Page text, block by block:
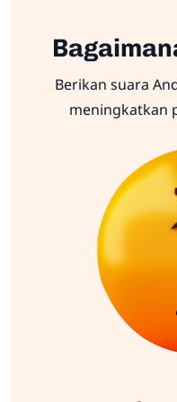
Berikan suara
meningkatkan